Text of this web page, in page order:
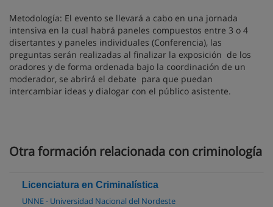
Metodología: El evento se llevará a cabo en una jornada
intensiva en la cual habrá paneles compuestos entre 3 o 4
disertantes y paneles individuales (Conferencia), las
preguntas serán realizadas al finalizar la exposición de los
oradores y de forma ordenada bajo la coordinación de un
moderador, se abrirá el debate para que puedan
intercambiar ideas y dialogar con el público asistente.
Otra formación relacionada con criminología
Licenciatura en Criminalística
UNNE - Universidad Nacional del Nordeste